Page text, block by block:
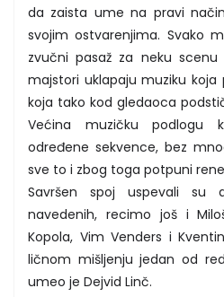
da zaista ume na pravi
svojim ostvarenjima. Svako
zvučni pasaž za neku
majstori uklapaju muziku
koja tako kod gledaoca
Većina muzičku podlogu
određene sekvence, bez
sve to i zbog toga potpuni
Savršen spoj uspevali su
navedenih, recimo još i
Kopola, Vim Venders i
ličnom mišljenju jedan od
umeo je Dejvid Linč.